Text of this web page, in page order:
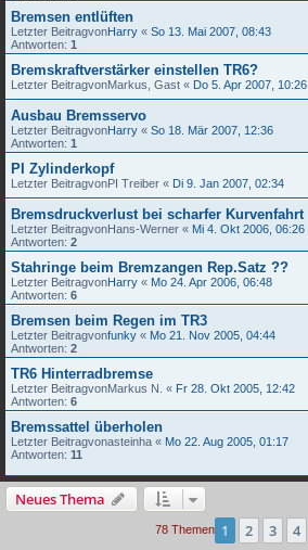
Bremsen entlüften
Letzter BeitragvonHarry « So 13. Mai 2007, 08:43
Antworten: 1
Bremskraftverstärker einstellen TR6?
Letzter BeitragvonMarkus, Gast « Do 5. Apr 2007, 10:26
Ausbau Bremsservo
Letzter BeitragvonHarry « So 18. Mär 2007, 12:36
Antworten: 1
PI Zylinderkopf
Letzter BeitragvonPI Treiber « Di 9. Jan 2007, 02:34
Bremsdruckverlust bei scharfer Kurvenfahrt
Letzter BeitragvonHans-Werner « Mi 4. Okt 2006, 06:26
Antworten: 2
Stahringe beim Bremzangen Rep.Satz ??
Letzter BeitragvonHarry « Mo 24. Apr 2006, 06:48
Antworten: 6
Bremsen beim Regen im TR3
Letzter Beitragvonfunky « Mo 21. Nov 2005, 04:44
Antworten: 2
TR6 Hinterradbremse
Letzter BeitragvonMarkus N. « Fr 28. Okt 2005, 12:42
Antworten: 6
Bremssattel überholen
Letzter Beitragvonasteinha « Mo 22. Aug 2005, 01:17
Antworten: 11
Neues Thema
78 Themen 1 2 3 4